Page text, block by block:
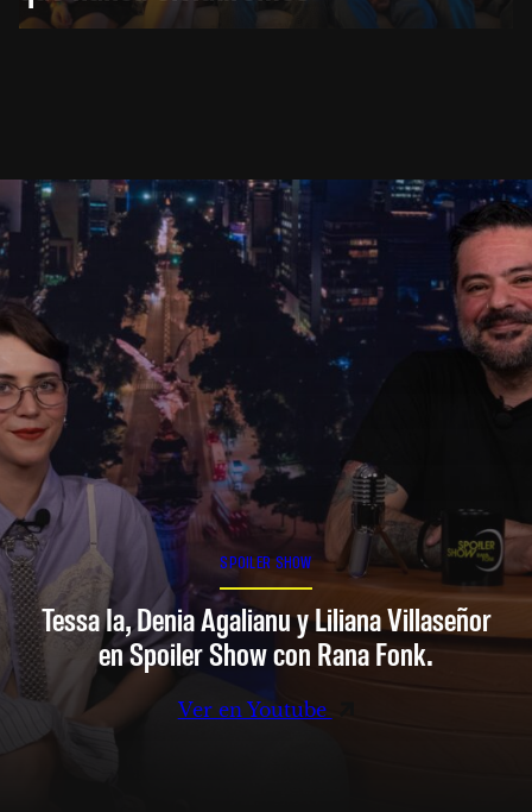
SPOILER SHOW
Tessa Ia, Denia Agalianu y Liliana Villaseñor
en Spoiler Show con Rana Fonk.
Ver en Youtube